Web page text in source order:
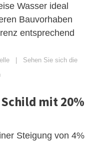
Wasser ideal
Bauvorhaben
entsprechend
| Sehen Sie sich die
mit 20%
Steigung von 4%